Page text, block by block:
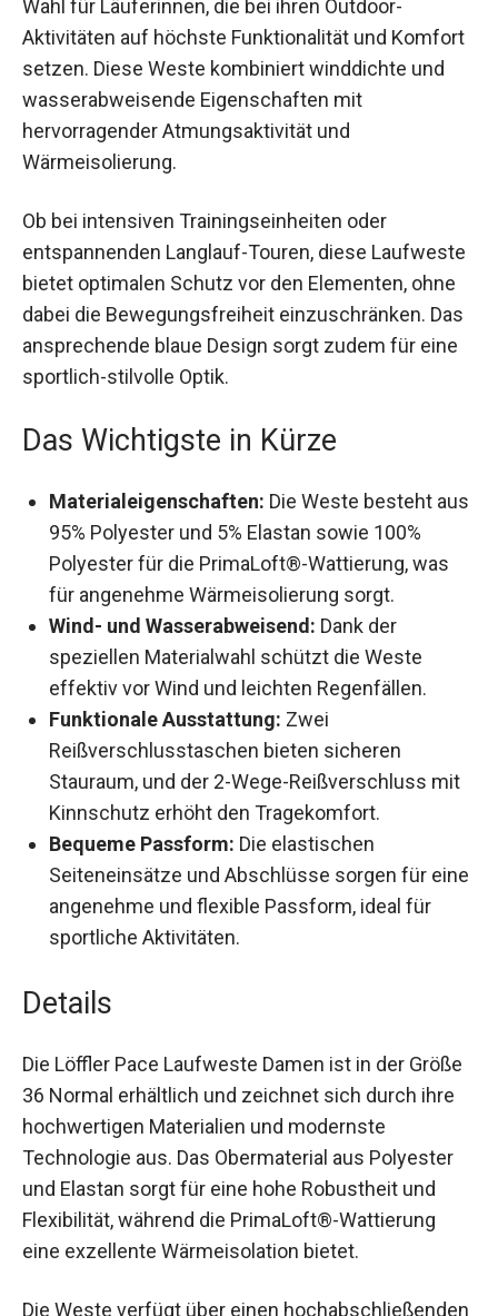
Wahl für Läuferinnen, die bei ihren Outdoor-
Aktivitäten auf höchste Funktionalität und
Komfort setzen. Diese Weste kombiniert
winddichte und wasserabweisende
Eigenschaften mit hervorragender
Atmungsaktivität und Wärmeisolierung.
Ob bei intensiven Trainingseinheiten oder
entspannenden Langlauf-Touren, diese
Laufweste bietet optimalen Schutz vor den
Elementen, ohne dabei die Bewegungsfreiheit
einzuschränken. Das ansprechende blaue Design
sorgt zudem für eine sportlich-stilvolle Optik.
Das Wichtigste in Kürze
Materialeigenschaften: Die Weste besteht
aus 95% Polyester und 5% Elastan sowie 100%
Polyester für die PrimaLoft®-Wattierung, was
für angenehme Wärmeisolierung sorgt.
Wind- und Wasserabweisend: Dank der
speziellen Materialwahl schützt die Weste
effektiv vor Wind und leichten Regenfällen.
Funktionale Ausstattung: Zwei
Reißverschlusstaschen bieten sicheren
Stauraum, und der 2-Wege-Reißverschluss
mit Kinnschutz erhöht den Tragekomfort.
Bequeme Passform: Die elastischen
Seiteneinsätze und Abschlüsse sorgen für
eine angenehme und flexible Passform, ideal
für sportliche Aktivitäten.
Details
Die Löffler Pace Laufweste Damen ist in der
Größe 36 Normal erhältlich und zeichnet sich
durch ihre hochwertigen Materialien und
modernste Technologie aus. Das Obermaterial
aus Polyester und Elastan sorgt für eine hohe
Robustheit und Flexibilität, während die
PrimaLoft®-Wattierung eine exzellente